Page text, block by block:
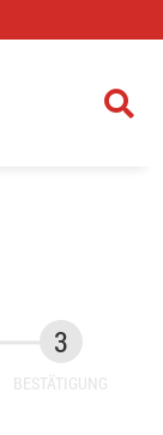
BESTÄTIGUNG